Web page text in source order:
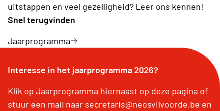
uitstappen en veel gezelligheid? Leer ons kennen!
Snel terugvinden
Jaarprogramma
Interesse in het jaarprogramma 2026?
Klik op Jaarprogramma hiernaast op deze pagina of
stuur een mail naar secretaris@neosvilvoorde.be en